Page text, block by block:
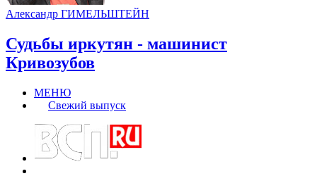
Александр ГИМЕЛЬШТЕЙН
Судьбы иркутян - машинист
Кривозубов
МЕНЮ
Свежий выпуск